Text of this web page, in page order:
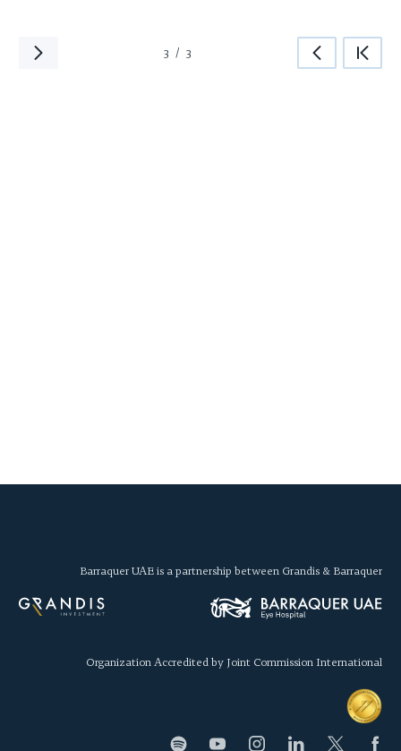
3
/
3
Barraquer UAE is a partnership between Grandis & Barraquer
Organization Accredited by Joint Commission International